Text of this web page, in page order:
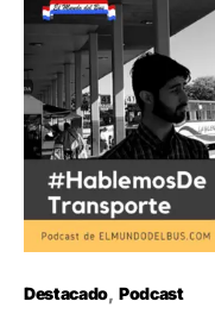
Destacado Podcast